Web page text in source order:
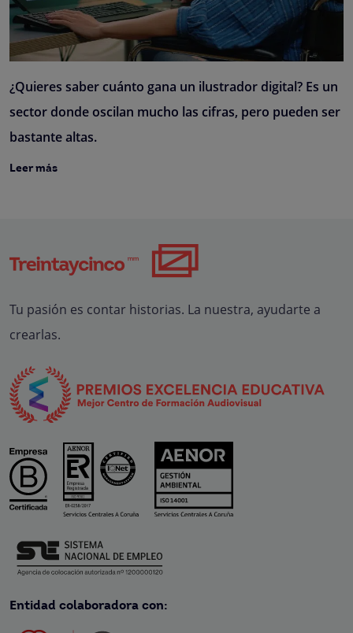
¿Quieres saber cuánto gana un ilustrador digital? Es un
sector donde oscilan mucho las cifras, pero pueden ser
bastante altas.
Leer más
Tu pasión es contar historias. La nuestra, ayudarte a
crearlas.
Entidad colaboradora con: